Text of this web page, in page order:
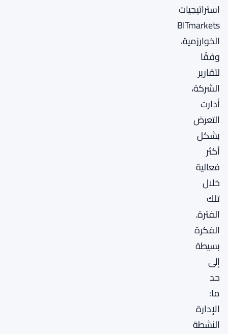
استراتيجيات
BITmarkets
الخوارزمية،
وفقًا
لتقارير
الشركة،
أدارت
التعرض
بشكل
أكثر
فعالية
خلال
تلك
الفترة.
الفكرة
بسيطة
إلى
حد
ما:
الإدارة
النشطة